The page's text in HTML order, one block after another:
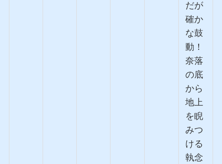
だが
確か
な鼓
動！
奈落
の底
から
地上
を睨
みつ
ける
執念